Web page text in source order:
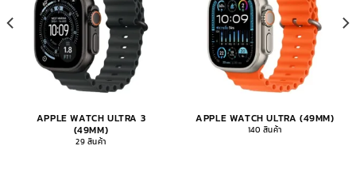
APPLE WATCH ULTRA 3
(49MM)
29 สินค้า
APPLE WATCH ULTRA (49MM)
140 สินค้า